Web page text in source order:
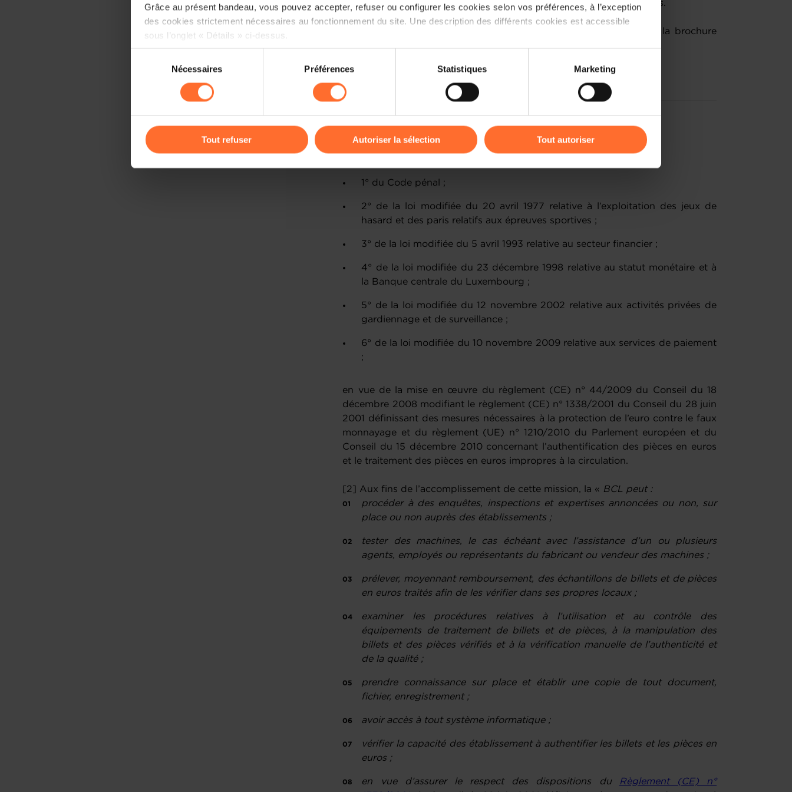
Grâce au présent bandeau, vous pouvez accepter, refuser ou configurer les cookies selon vos préférences, à l’exception
des cookies strictement nécessaires au fonctionnement du site. Une description des différents cookies est accessible
sous l’onglet « Détails » ci-dessus.
Il est précisé que la navigation sur le site et certaines fonctionnalités (ex : lecture de vidéos, partage sur les réseaux
sociaux, sauvegarde des préférences de lecture vidéo, personnalisation de l’affichage du site) peuvent être affectées en
cas de refus de tous les cookies ou des cookies non nécessaires.
gauche de chaque page.
Charte d’usage des cookies
consentement
Nécessaires Préférences Statistiques Marketing
Tout refuser Autoriser la sélection Tout autoriser
applicables en matière de recirculation de signes monétaires en euros.
Pour de plus amples informations, nous vous prions de consulter la brochure
émise par la BCL sur ce sujet (document pdf ci-dessous).
[1] Loi du 21 juillet 2021 portant modification :
1° du Code pénal ;
2° de la loi modifiée du 20 avril 1977 relative à l’exploitation des jeux de
hasard et des paris relatifs aux épreuves sportives ;
3° de la loi modifiée du 5 avril 1993 relative au secteur financier ;
4° de la loi modifiée du 23 décembre 1998 relative au statut monétaire et à
la Banque centrale du Luxembourg ;
5° de la loi modifiée du 12 novembre 2002 relative aux activités privées de
gardiennage et de surveillance ;
6° de la loi modifiée du 10 novembre 2009 relative aux services de paiement
;
en vue de la mise en œuvre du règlement (CE) n° 44/2009 du Conseil du 18
décembre 2008 modifiant le règlement (CE) n° 1338/2001 du Conseil du 28 juin
2001 définissant des mesures nécessaires à la protection de l’euro contre le faux
monnayage et du règlement (UE) n° 1210/2010 du Parlement européen et du
Conseil du 15 décembre 2010 concernant l’authentification des pièces en euros
et le traitement des pièces en euros impropres à la circulation.
[2] Aux fins de l’accomplissement de cette mission, la « BCL peut :
procéder à des enquêtes, inspections et expertises annoncées ou non, sur
place ou non auprès des établissements ;
tester des machines, le cas échéant avec l’assistance d’un ou plusieurs
agents, employés ou représentants du fabricant ou vendeur des machines ;
prélever, moyennant remboursement, des échantillons de billets et de pièces
en euros traités afin de les vérifier dans ses propres locaux ;
examiner les procédures relatives à l’utilisation et au contrôle des
équipements de traitement de billets et de pièces, à la manipulation des
billets et des pièces vérifiés et à la vérification manuelle de l’authenticité et
de la qualité ;
prendre connaissance sur place et établir une copie de tout document,
fichier, enregistrement ;
avoir accès à tout système informatique ;
vérifier la capacité des établissement à authentifier les billets et les pièces en
euros ;
en vue d’assurer le respect des dispositions du
Règlement (CE) n°